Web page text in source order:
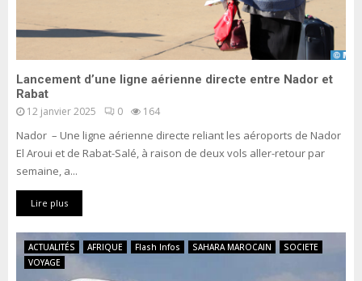
Lancement d’une ligne aérienne directe entre Nador et
Rabat
12 janvier 2025 0 164
Nador – Une ligne aérienne directe reliant les aéroports de Nador
El Aroui et de Rabat-Salé, à raison de deux vols aller-retour par
semaine, a...
Lire plus
ACTUALITÉS AFRIQUE Flash Infos SAHARA MAROCAIN
SOCIETE
VOYAGE